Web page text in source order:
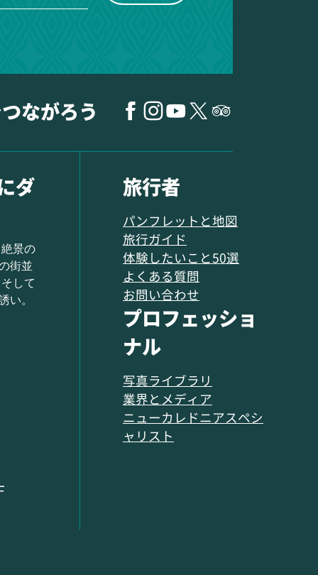
ながろう
ダ
景の
街並
して
い。
旅行者
パンフレットと地図
旅行ガイド
体験したいこと50選
よくある質問
お問い合わせ
プロフェッショ
ナル
写真ライブラリ
業界とメディア
ニューカレドニアスペシ
ャリスト